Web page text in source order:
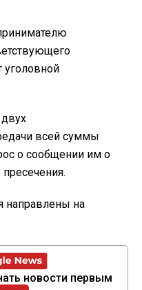
уголовной
всей суммы
о сообщении им о
направлены на
новости первым